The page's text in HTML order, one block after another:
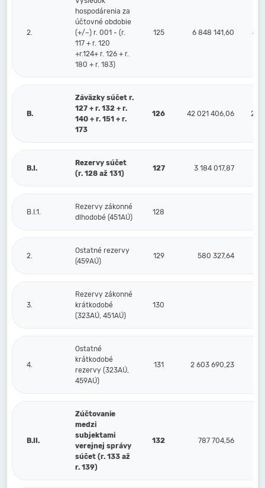
2.
hospodárenia za
účtovné obdobie
(+/–) r. 001 - (r.
117 + r. 120
+r.124+ r. 126 + r.
180 + r. 183)
125 6 848 141,60 4
B.
Záväzky súčet r.
127 + r. 132 + r.
140 + r. 151 + r.
173
126 42 021 406,06 24
B.I.
Rezervy súčet
(r. 128 až 131)
127 3 184 017,87
B.I.1.
Rezervy zákonné
dlhodobé (451AÚ)
128
2.
Ostatné rezervy
(459AÚ)
129 580 327,64
3.
Rezervy zákonné
krátkodobé
(323AÚ, 451AÚ)
130
4.
Ostatné
krátkodobé
rezervy (323AÚ,
459AÚ)
131 2 603 690,23
B.II.
Zúčtovanie
medzi
subjektami
verejnej správy
súčet (r. 133 až
r. 139)
132 787 704,56